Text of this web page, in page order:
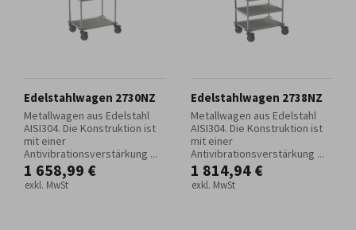
Edelstahlwagen 2730NZ
Metallwagen aus Edelstahl
AISI304. Die Konstruktion ist
mit einer
Antivibrationsverstärkung ...
1 658,99 €
exkl. MwSt
Edelstahlwagen 2738NZ
Metallwagen aus Edelstahl
AISI304. Die Konstruktion ist
mit einer
Antivibrationsverstärkung ...
1 814,94 €
exkl. MwSt